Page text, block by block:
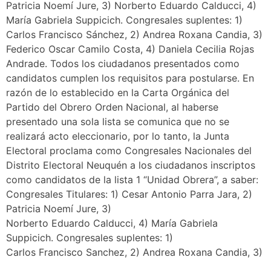
Patricia Noemí Jure, 3) Norberto Eduardo Calducci, 4)
María Gabriela Suppicich. Congresales suplentes: 1)
Carlos Francisco Sánchez, 2) Andrea Roxana Candia, 3)
Federico Oscar Camilo Costa, 4) Daniela Cecilia Rojas
Andrade. Todos los ciudadanos presentados como
candidatos cumplen los requisitos para postularse. En
razón de lo establecido en la Carta Orgánica del
Partido del Obrero Orden Nacional, al haberse
presentado una sola lista se comunica que no se
realizará acto eleccionario, por lo tanto, la Junta
Electoral proclama como Congresales Nacionales del
Distrito Electoral Neuquén a los ciudadanos inscriptos
como candidatos de la lista 1 “Unidad Obrera”, a saber:
Congresales Titulares: 1) Cesar Antonio Parra Jara, 2)
Patricia Noemí Jure, 3)
Norberto Eduardo Calducci, 4) María Gabriela
Suppicich. Congresales suplentes: 1)
Carlos Francisco Sanchez, 2) Andrea Roxana Candia, 3)